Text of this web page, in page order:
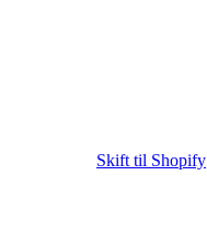
Skift til Shopify